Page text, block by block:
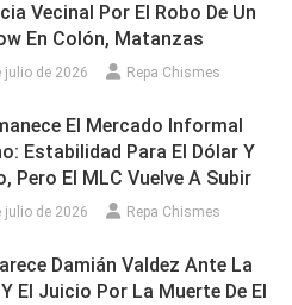
Vecinal Por El Robo De Un
En Colón, Matanzas
julio de 2026 Repa Chismes
El Mercado Informal
Estabilidad Para El Dólar Y
Pero El MLC Vuelve A Subir
julio de 2026 Repa Chismes
Damián Valdez Ante La
El Juicio Por La Muerte De El